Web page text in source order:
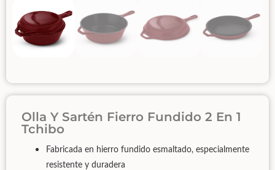
Olla Y Sartén Fierro Fundido 2 En 1
Tchibo
Fabricada en hierro fundido esmaltado, especialmente
resistente y duradera